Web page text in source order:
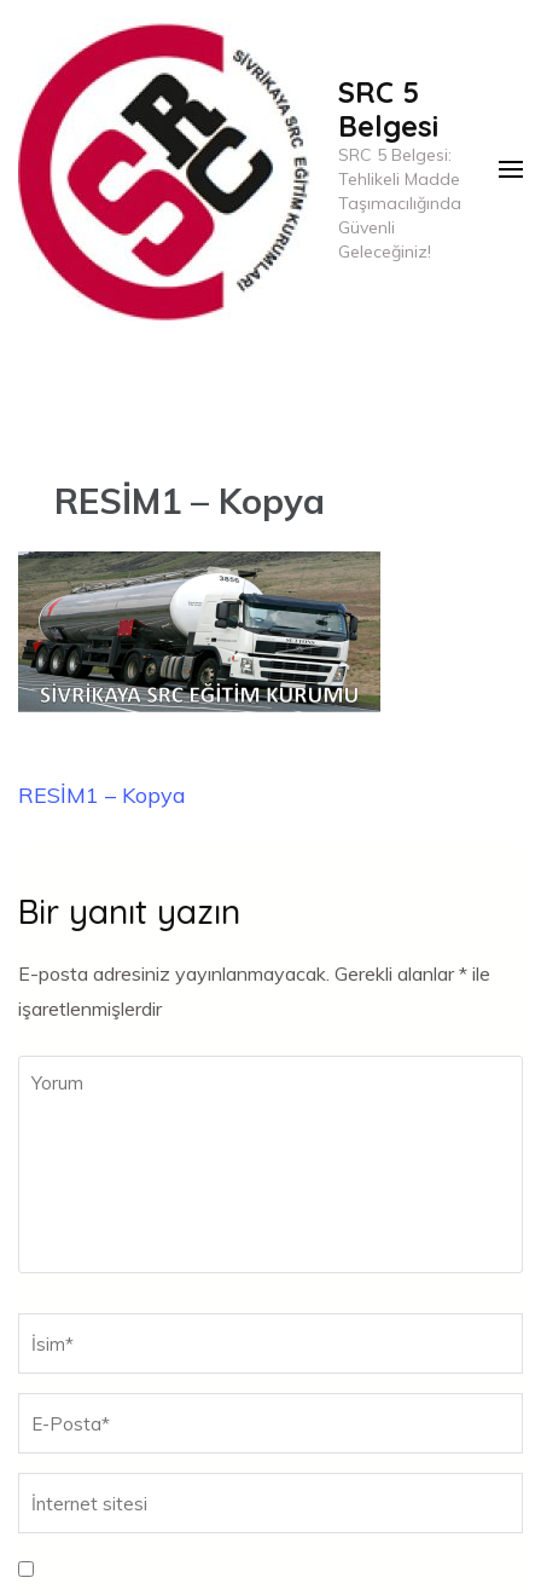
(Enter
tuşuna
basın)
SRC 5
Belgesi
SRC 5 Belgesi:
Tehlikeli Madde
Taşımacılığında
Güvenli
Geleceğiniz!
RESİM1 – Kopya
Yazı
RESİM1 – Kopya
Bir yanıt yazın
E-posta adresiniz yayınlanmayacak. Gerekli alanlar* ile
işaretlenmişlerdir
Yorum
Ad